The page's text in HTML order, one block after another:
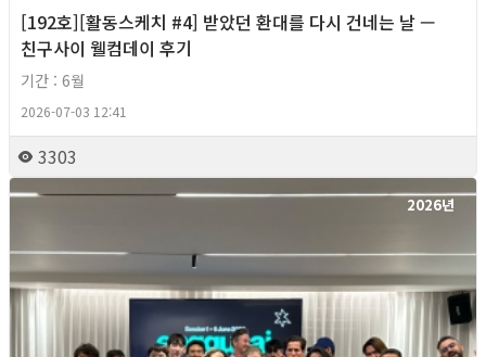
[192호][활동스케치 #4] 받았던 환대를 다시 건네는 날 —
친구사이 웰컴데이 후기
기간 : 6월
2026-07-03 12:41
3303
2026년